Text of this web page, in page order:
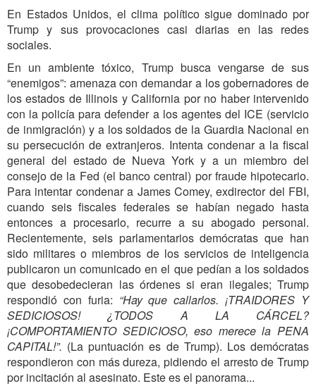
En Estados Unidos, el clima político sigue dominado por
Trump y sus provocaciones casi diarias en las redes
sociales.
En un ambiente tóxico, Trump busca vengarse de sus
“enemigos”: amenaza con demandar a los gobernadores de
los estados de Illinois y California por no haber intervenido
con la policía para defender a los agentes del ICE (servicio
de inmigración) y a los soldados de la Guardia Nacional en
su persecución de extranjeros. Intenta condenar a la fiscal
general del estado de Nueva York y a un miembro del
consejo de la Fed (el banco central) por fraude hipotecario.
Para intentar condenar a James Comey, exdirector del FBI,
cuando seis fiscales federales se habían negado hasta
entonces a procesarlo, recurre a su abogado personal.
Recientemente, seis parlamentarios demócratas que han
sido militares o miembros de los servicios de inteligencia
publicaron un comunicado en el que pedían a los soldados
que desobedecieran las órdenes si eran ilegales; Trump
respondió con furia: “Hay que callarlos. ¡TRAIDORES Y
SEDICIOSOS! ¿TODOS A LA CÁRCEL?
¡COMPORTAMIENTO SEDICIOSO, eso merece la PENA
CAPITAL!”. (La puntuación es de Trump). Los demócratas
respondieron con más dureza, pidiendo el arresto de Trump
por incitación al asesinato. Este es el panorama...